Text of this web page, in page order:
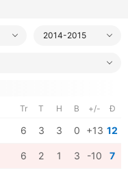
2014-2015
Tr T H B +/- Đ
6 3 3 0 +13 12
6 2 1 3 -10 7